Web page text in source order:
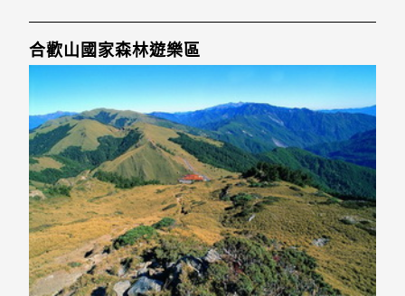
合歡山國家森林遊樂區